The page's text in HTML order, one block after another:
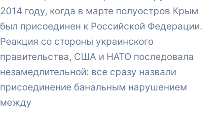
2014 году, когда в марте полуостров Крым
был присоединен к Российской Федерации.
Реакция со стороны украинского
правительства, США и НАТО последовала
незамедлительной: все сразу назвали
присоединение банальным нарушением
между